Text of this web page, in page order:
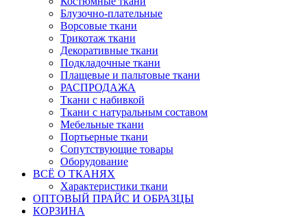
Блузочно-плательные
Ворсовые ткани
Трикотаж ткани
Декоративные ткани
Подкладочные ткани
Плащевые и пальтовые ткани
РАСПРОДАЖА
Ткани с набивкой
Ткани с натуральным составом
Мебельные ткани
Портьерные ткани
Сопутствующие товары
Оборудование
ВСЁ О ТКАНЯХ
Характеристики ткани
ОПТОВЫЙ ПРАЙС И ОБРАЗЦЫ
КОРЗИНА